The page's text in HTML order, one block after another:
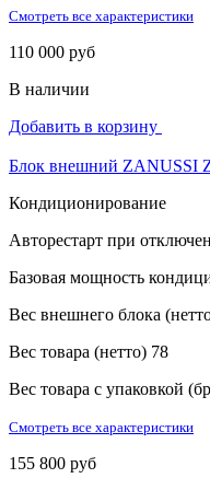
Смотреть все характеристики
110 000 руб
В наличии
Добавить в корзину
Блок внешний ZANUSSI
Кондиционирование
Авторестарт при
Базовая мощность
Вес внешнего блока
Вес товара (нетто) 78
Вес товара с упаковкой
Смотреть все характеристики
155 800 руб